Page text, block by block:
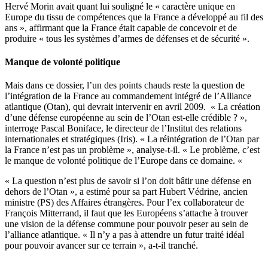
Hervé Morin avait quant lui souligné le « caractère unique en
Europe du tissu de compétences que la France a développé au fil des
ans », affirmant que la France était capable de concevoir et de
produire « tous les systèmes d’armes de défenses et de sécurité ».
Manque de volonté politique
Mais dans ce dossier, l’un des points chauds reste la question de
l’intégration de la France au commandement intégré de l’Alliance
atlantique (Otan), qui devrait intervenir en avril 2009. « La création
d’une défense européenne au sein de l’Otan est-elle crédible ? »,
interroge Pascal Boniface, le directeur de l’Institut des relations
internationales et stratégiques (Iris). « La réintégration de l’Otan par
la France n’est pas un problème », analyse-t-il. « Le problème, c’est
le manque de volonté politique de l’Europe dans ce domaine. «
« La question n’est plus de savoir si l’on doit bâtir une défense en
dehors de l’Otan », a estimé pour sa part Hubert Védrine, ancien
ministre (PS) des Affaires étrangères. Pour l’ex collaborateur de
François Mitterrand, il faut que les Européens s’attache à trouver
une vision de la défense commune pour pouvoir peser au sein de
l’alliance atlantique. « Il n’y a pas à attendre un futur traité idéal
pour pouvoir avancer sur ce terrain », a-t-il tranché.